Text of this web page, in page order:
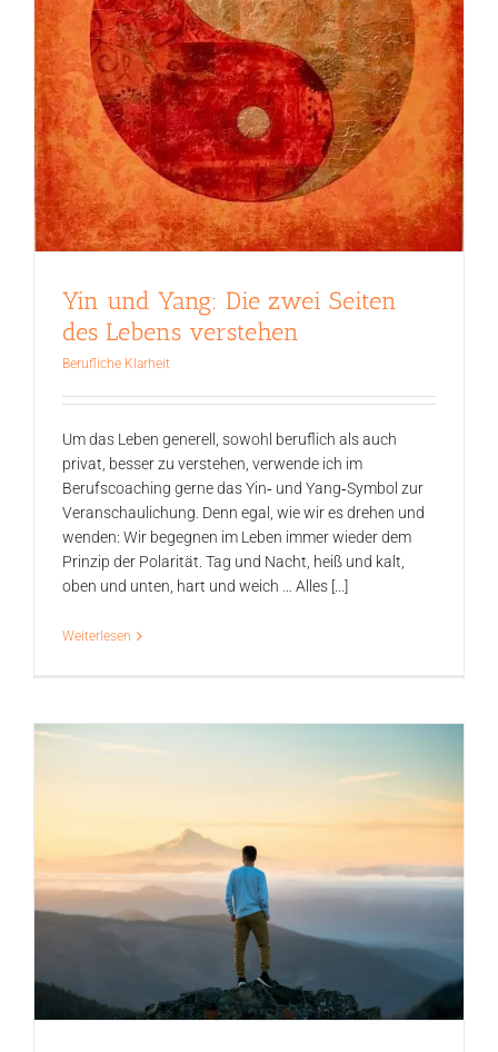
Yin und Yang: Die zwei Seiten
des Lebens verstehen
Berufliche Klarheit
Um das Leben generell, sowohl beruflich als auch
privat, besser zu verstehen, verwende ich im
Berufscoaching gerne das Yin‑ und Yang‑Symbol zur
Veranschaulichung. Denn egal, wie wir es drehen und
wenden: Wir begegnen im Leben immer wieder dem
Prinzip der Polarität. Tag und Nacht, heiß und kalt,
oben und unten, hart und weich … Alles [...]
Weiterlesen